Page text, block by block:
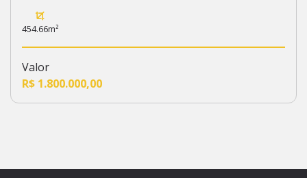
454.66m²
Valor
R$ 1.800.000,00